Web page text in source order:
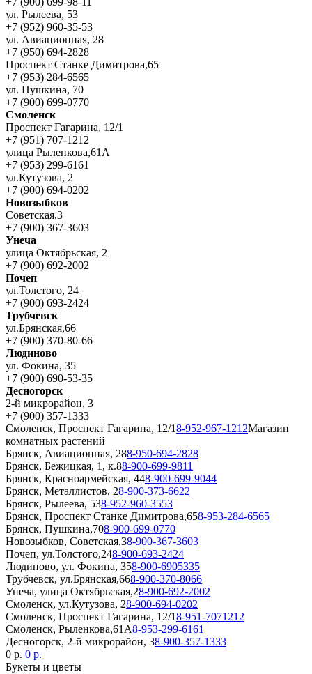
ул. Рылеева, 53
+7 (952) 960-35-53
ул. Авиационная, 28
+7 (950) 694-2828
Проспект Станке Димитрова,65
+7 (953) 284-6565
ул. Пушкина, 70
+7 (900) 699-0770
Смоленск
Проспект Гагарина, 12/1
+7 (951) 707-1212
улица Рыленкова,61А
+7 (953) 299-6161
ул.Кутузова, 2
+7 (900) 694-0202
Новозыбков
Советская,3
+7 (900) 367-3603
Унеча
улица Октябрьская, 2
+7 (900) 692-2002
Почеп
ул.Толстого, 24
+7 (900) 693-2424
Трубчевск
ул.Брянская,66
+7 (900) 370-80-66
Людиново
ул. Фокина, 35
+7 (900) 690-53-35
Десногорск
2-й микрорайон, 3
+7 (900) 357-1333
Смоленск, Проспект Гагарина, 12/18-952-967-1212Магазин
комнатных растений
Брянск, Авиационная, 288-950-694-2828
Брянск, Бежицкая, 1, к.88-900-699-9811
Брянск, Красноармейская, 448-900-699-9044
Брянск, Металлистов, 28-900-373-6622
Брянск, Рылеева, 538-952-960-3553
Брянск, Проспект Станке Димитрова,658-953-284-6565
Брянск, Пушкина,708-900-699-0770
Новозыбков, Советская,38-900-367-3603
Почеп, ул.Толстого,248-900-693-2424
Людиново, ул. Фокина, 358-900-6905335
Трубчевск, ул.Брянская,668-900-370-8066
Унеча, улица Октябрьская,28-900-692-2002
Смоленск, ул.Кутузова, 28-900-694-0202
Смоленск, Проспект Гагарина, 12/18-951-7071212
Смоленск, Рыленкова,61А8-953-299-6161
Десногорск, 2-й микрорайон, 38-900-357-1333
0 р. 0 р.
Букеты и цветы